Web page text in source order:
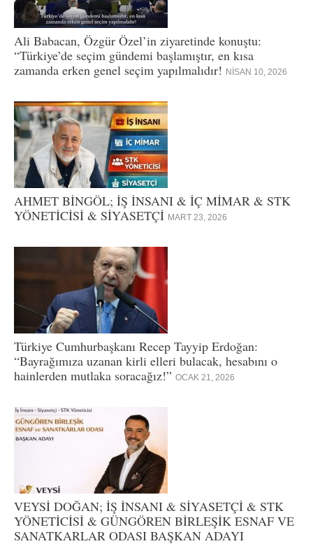
Ali Babacan, Özgür Özel’in ziyaretinde konuştu:
“Türkiye’de seçim gündemi başlamıştır, en kısa
zamanda erken genel seçim yapılmalıdır! NISAN 10, 2026
AHMET BİNGÖL; İŞ İNSANI & İÇ MİMAR & STK
YÖNETİCİSİ & SİYASETÇİ MART 23, 2026
Türkiye Cumhurbaşkanı Recep Tayyip Erdoğan:
“Bayrağımıza uzanan kirli elleri bulacak, hesabını o
hainlerden mutlaka soracağız!” OCAK 21, 2026
VEYSİ DOĞAN; İŞ İNSANI & SİYASETÇİ & STK
YÖNETİCİSİ & GÜNGÖREN BİRLEŞİK ESNAF VE
SANATKARLAR ODASI BAŞKAN ADAYI